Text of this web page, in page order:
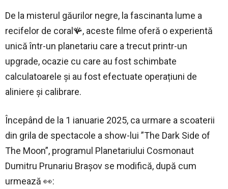
De la misterul găurilor negre, la fascinanta lume a
recifelor de coral🪸, aceste filme oferă o experientă
unică într-un planetariu care a trecut printr-un
upgrade, ocazie cu care au fost schimbate
calculatoarele și au fost efectuate operațiuni de
aliniere și calibrare.
Începând de la 1 ianuarie 2025, ca urmare a scoaterii
din grila de spectacole a show-lui ”The Dark Side of
The Moon”, programul Planetariului Cosmonaut
Dumitru Prunariu Brașov se modifică, după cum
urmează 👀: